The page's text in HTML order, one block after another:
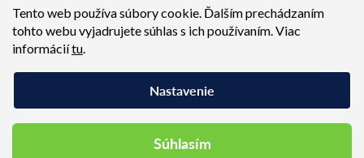
Tento web používa súbory cookie. Ďalším prechádzaním
tohto webu vyjadrujete súhlas s ich používaním. Viac
informáciítu
Nastavenie
Súhlasím
1 450,29 € 1 051,34 €
Podobné produkty